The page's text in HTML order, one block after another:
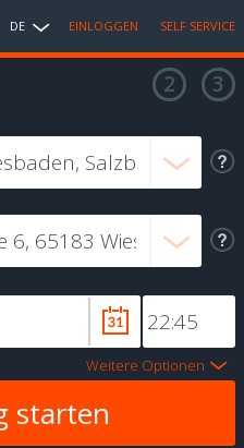
DE EINLOGGEN SELF SERVICE
Weitere Optionen